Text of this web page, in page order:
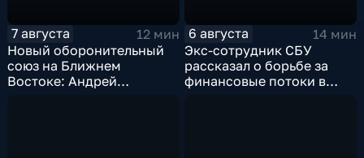
7 августа
12 мин
Новый оборонительный
союз на Ближнем
Востоке: Андрей
6 августа
14 мин
Экс-сотрудник СБУ
рассказал о борьбе за
финансовые потоки в